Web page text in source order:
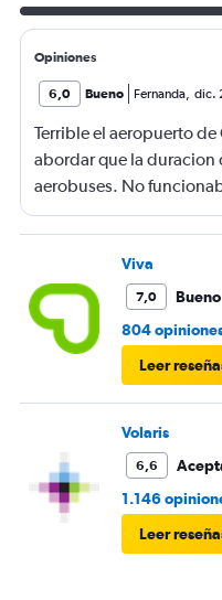
Opiniones
6,0 Bueno Fernanda, dic.
Terrible el aeropuerto
abordar que la duracion
aerobuses. No
quq E no lo pude utilizar
Viva
7,0
Bueno
804
Leer
Volaris
6,6
1.146
Leer